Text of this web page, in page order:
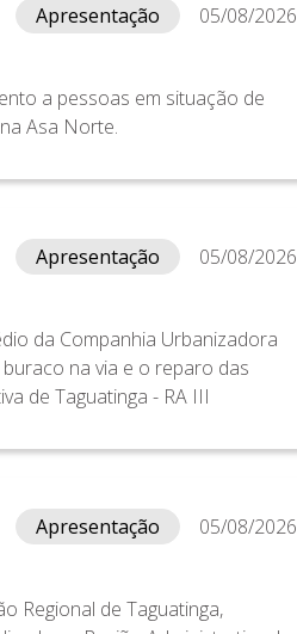
Apresentação
05/08/2026
a pessoas em situação de
Asa Norte.
Apresentação
05/08/2026
da Companhia Urbanizadora
na via e o reparo das
de Taguatinga - RA III
Apresentação
05/08/2026
Regional de Taguatinga,